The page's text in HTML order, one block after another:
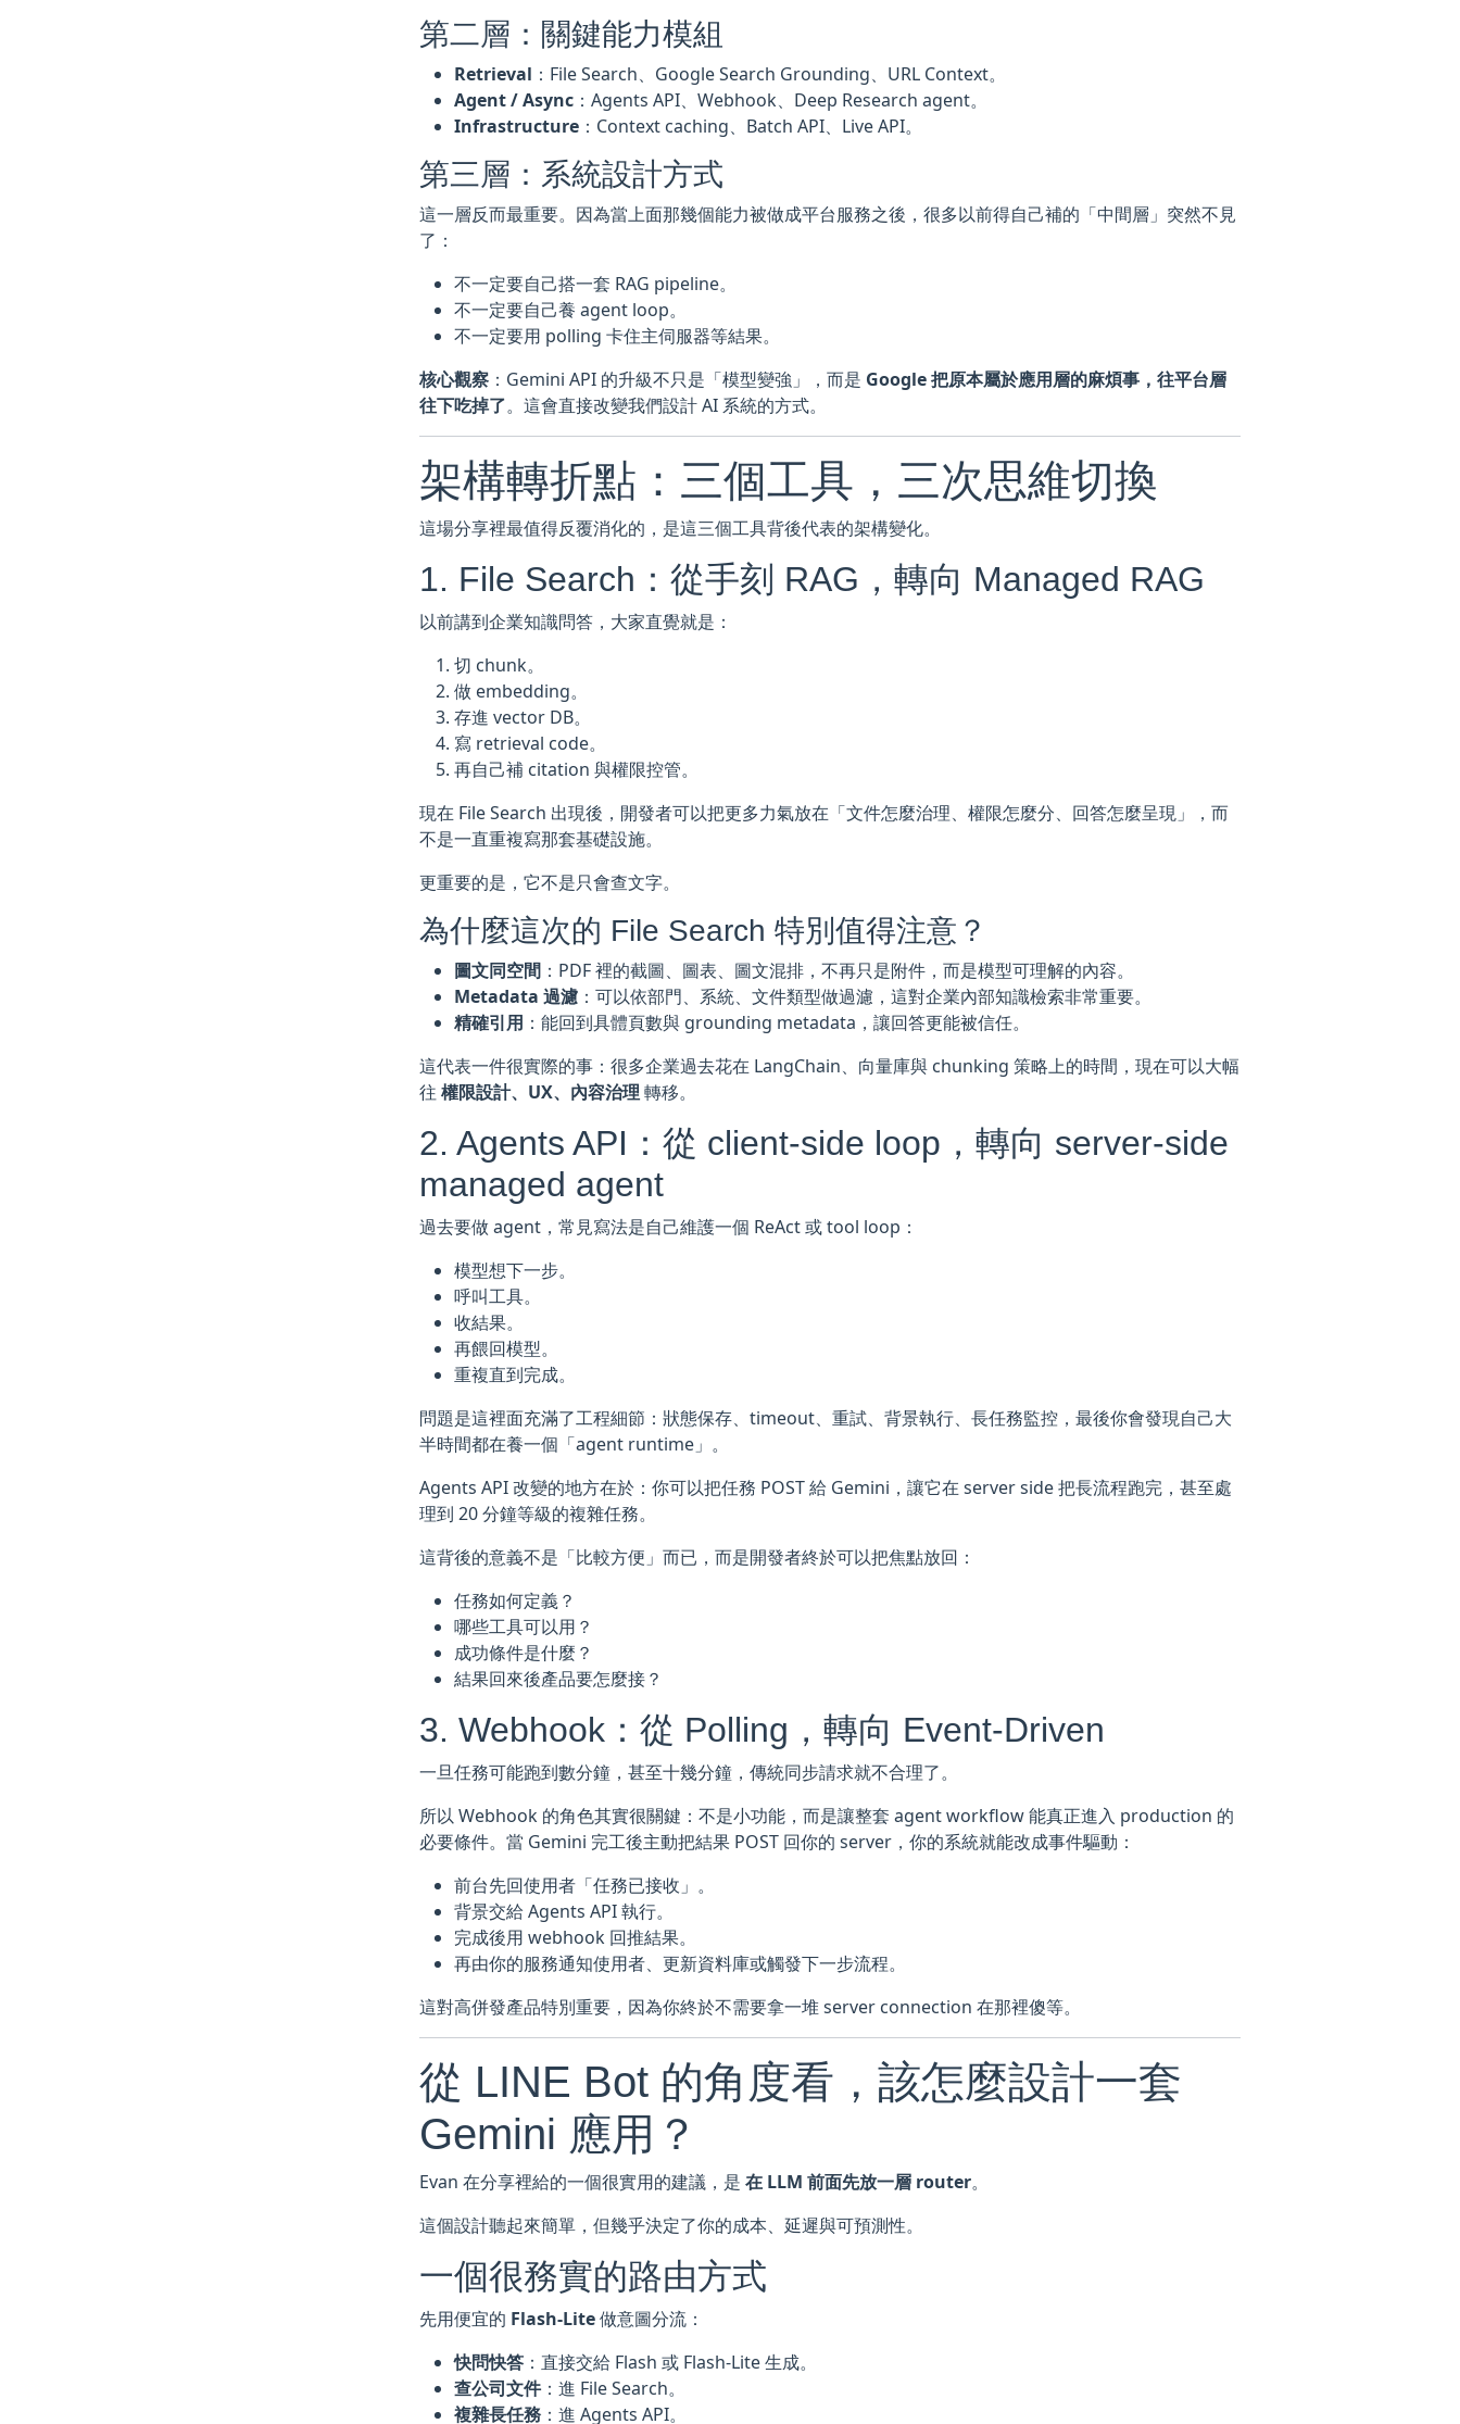
第二層：關鍵能力模組
Retrieval ：File Search、Google Search Grounding、URL Context。
Agent / Async ：Agents API、Webhook、Deep Research agent。
Infrastructure ：Context caching、Batch API、Live API。
第三層：系統設計方式
這一層反而最重要。因為當上面那幾個能力被做成平台服務之後，很多以前得自己補的「中間層」突然不見
了：
不一定要自己搭一套 RAG pipeline。
不一定要自己養 agent loop。
不一定要用 polling 卡住主伺服器等結果。
核心觀察 ：Gemini API 的升級不只是「模型變強」，而是 Google 把原本屬於應用層的麻煩事，往平台層
往下吃掉了。這會直接改變我們設計 AI 系統的方式。
架構轉折點：三個工具，三次思維切換
這場分享裡最值得反覆消化的，是這三個工具背後代表的架構變化。
1. File Search：從手刻 RAG，轉向 Managed RAG
以前講到企業知識問答，大家直覺就是：
切 chunk。
做 embedding。
存進 vector DB。
寫 retrieval code。
再自己補 citation 與權限控管。
現在 File Search 出現後，開發者可以把更多力氣放在「文件怎麼治理、權限怎麼分、回答怎麼呈現」，而
不是一直重複寫那套基礎設施。
更重要的是，它不是只會查文字。
為什麼這次的 File Search 特別值得注意？
圖文同空間 ：PDF 裡的截圖、圖表、圖文混排，不再只是附件，而是模型可理解的內容。
Metadata 過濾 ：可以依部門、系統、文件類型做過濾，這對企業內部知識檢索非常重要。
精確引用 ：能回到具體頁數與 grounding metadata，讓回答更能被信任。
這代表一件很實際的事：很多企業過去花在 LangChain、向量庫與 chunking 策略上的時間，現在可以大幅
往權限設計、UX、內容治理 轉移。
2. Agents API：從 client-side loop，轉向 server-side
managed agent
過去要做 agent，常見寫法是自己維護一個 ReAct 或 tool loop：
模型想下一步。
呼叫工具。
收結果。
再餵回模型。
重複直到完成。
問題是這裡面充滿了工程細節：狀態保存、timeout、重試、背景執行、長任務監控，最後你會發現自己大
半時間都在養一個「agent runtime」。
Agents API 改變的地方在於：你可以把任務 POST 給 Gemini，讓它在 server side 把長流程跑完，甚至處
理到 20 分鐘等級的複雜任務。
這背後的意義不是「比較方便」而已，而是開發者終於可以把焦點放回：
任務如何定義？
哪些工具可以用？
成功條件是什麼？
結果回來後產品要怎麼接？
3. Webhook：從 Polling，轉向 Event-Driven
一旦任務可能跑到數分鐘，甚至十幾分鐘，傳統同步請求就不合理了。
所以 Webhook 的角色其實很關鍵：不是小功能，而是讓整套 agent workflow 能真正進入 production 的
必要條件。當 Gemini 完工後主動把結果 POST 回你的 server，你的系統就能改成事件驅動：
前台先回使用者「任務已接收」。
背景交給 Agents API 執行。
完成後用 webhook 回推結果。
再由你的服務通知使用者、更新資料庫或觸發下一步流程。
這對高併發產品特別重要，因為你終於不需要拿一堆 server connection 在那裡傻等。
從 LINE Bot 的角度看，該怎麼設計一套
Gemini 應用？
Evan 在分享裡給的一個很實用的建議，是在 LLM 前面先放一層 router。
這個設計聽起來簡單，但幾乎決定了你的成本、延遲與可預測性。
一個很務實的路由方式
先用便宜的 Flash-Lite做意圖分流：
快問快答 ：直接交給 Flash 或 Flash-Lite 生成。
查公司文件：進 File Search。
複雜長任務 ：進 Agents API。